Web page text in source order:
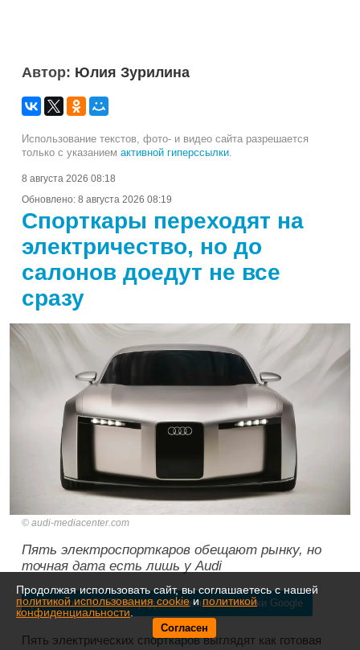
Автор: Юлия Зурилина
Использование текстов, фото- и видео сайта разрешается
только с указанием активной гиперссылки
8 августа 2026 08:18
Обновлено: 8 августа 2026 08:19
Спорткары переходят на
электричество, но до
салонов доедут не все
сразу
audi-mediacenter.com
Пять электроспорткаров обещают рынку, но
точная дата есть лишь у Audi
Добавить 32CARS в предпочитаемые источники Google
Пять электрических спорткаров выглядят как готовая
Продолжая использовать сайт, вы соглашаетесь с нашей
политикой использования cookieиполитикой
конфиденциальности
Согласен